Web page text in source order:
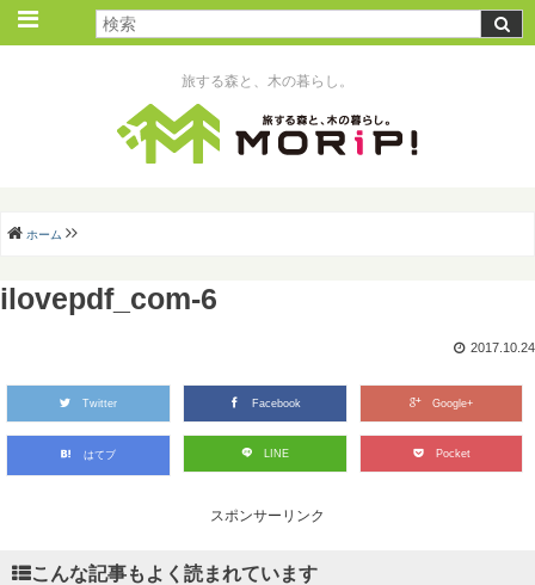
旅する森と、木の暮らし。
ホーム
ilovepdf_com-6
2017.10.24
Twitter Facebook Google+
はてブ LINE Pocket
スポンサーリンク
こんな記事もよく読まれています